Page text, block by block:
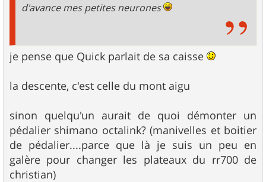
d'avance mes petites neurones
je pense que Quick parlait de sa caisse
la descente, c'est celle du mont aigu
sinon quelqu'un aurait de quoi démonter un
pédalier shimano octalink? (manivelles et boitier
de pédalier....parce que là je suis un peu en
galère pour changer les plateaux du rr700 de
christian)